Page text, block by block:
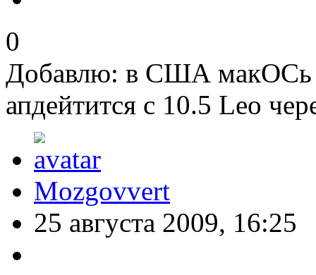
0
Добавлю: в США макОСь
апдейтится с 10.5 Leo
Mozgovvert
25 августа 2009, 16:25